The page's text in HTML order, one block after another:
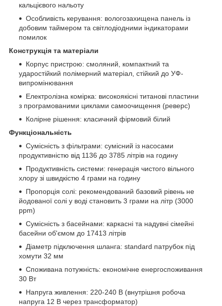
кальцієвого нальоту
Особливість керування: вологозахищена панель із
добовим таймером та світлодіодними індикаторами
помилок
Конструкція та матеріали
Корпус пристрою: смоляний, компактний та
ударостійкий полімерний матеріал, стійкий до УФ-
випромінювання
Електролізна комірка: високоякісні титанові пластини
з програмованими циклами самоочищення (реверс)
Колірне рішення: класичний фірмовий білий
Функціональність
Сумісність з фільтрами: сумісний із насосами
продуктивністю від 1136 до 3785 літрів на годину
Продуктивність системи: генерація чистого вільного
хлору зі швидкістю 4 грами на годину
Пропорція солі: рекомендований базовий рівень не
йодованої солі у воді становить 3 грами на літр (3000
ppm)
Сумісність з басейнами: каркасні та надувні сімейні
басейни об'ємом до 17413 літрів
Діаметр підключення шланга: standard патрубок під
хомути 32 мм
Споживана потужність: економічне енергоспоживання
30 Вт
Напруга живлення: 220-240 В (внутрішня робоча
напруга 12 В через трансформатор)